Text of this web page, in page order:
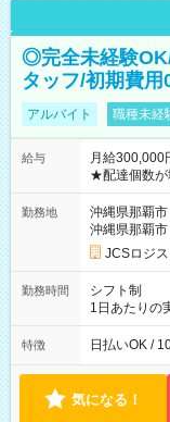
◎完全未経験
タッフ/初期費用
アルバイト 職種未経
給与
月給300,000
★配達個数が
ど！ ・主要都市エリア 月収55万円／週5日稼働 月収65万~112
万円／週6日稼働 ・地方郊外エリア 月収40万円／
収40万円~50万円／週6日
円 (27歳男性
(日休み) ■月収80万円(43歳男性/墨田区在住)※元営業 1日200個
勤務地
沖縄県那覇市
沖縄県那覇市
JCSロジ
勤務時間
シフト制
1日あたりの
働8時間） ※
によって時
特徴 日払いOK /
気になる！